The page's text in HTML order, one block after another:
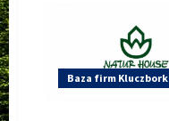
Baza firm Kluczbork